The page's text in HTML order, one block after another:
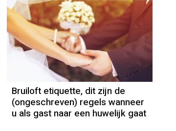
Bruiloft etiquette, dit zijn de
(ongeschreven) regels wanneer
u als gast naar een huwelijk gaat